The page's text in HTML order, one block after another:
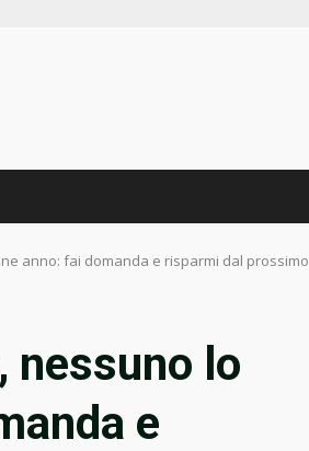
anno: fai domanda e risparmi dal
nessuno lo
e